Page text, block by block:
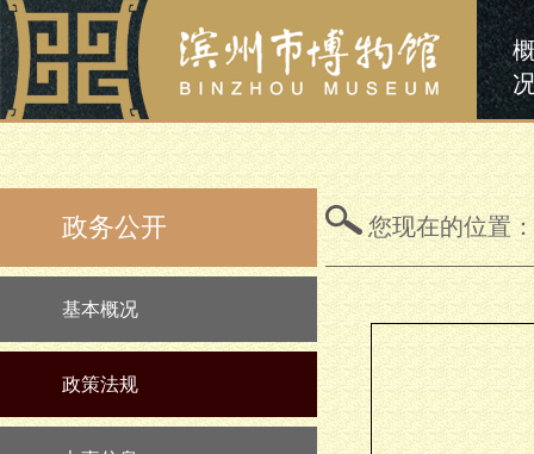
政务公开
基本概况
政策法规
您现在的位置：